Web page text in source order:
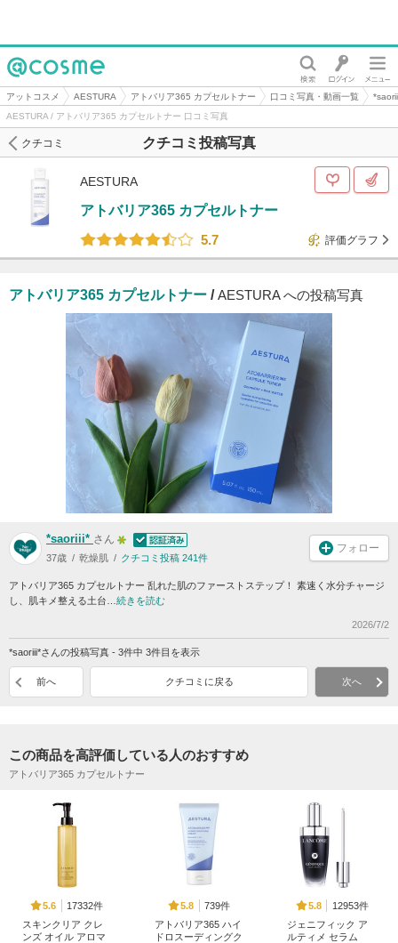
@cosme
アットコスメ AESTURA アトバリア365 カプセルトナー 口コミ写真・動画一覧
AESTURA / アトバリア365 カプセルトナー 口コミ写真
クチコミ投稿写真
クチコミ
AESTURA
アトバリア365 カプセルトナー
5.7
評価グラフ
アトバリア365 カプセルトナー /AESTURA への投稿写真
*saoriii* さん
37歳 乾燥肌 クチコミ投稿 241件
フォロー
アトバリア365 カプセルトナー 乱れた肌のファーストステップ！ 素速く水分チャージ
し、肌キメ整える土台… 続きを読む
2026/7/2
*saoriii*さんの投稿写真 - 3件中 3件目を表示
前へ クチコミに戻る 次へ
この商品を高評価している人のおすすめ
アトバリア365 カプセルトナー
5.6
17332件
スキンクリア クレ
ンズ オイル アロマ
5.8
739件
アトバリア365 ハイ
ドロスーディングク
5.8
12953件
ジェニフィック ア
ルティメ セラム